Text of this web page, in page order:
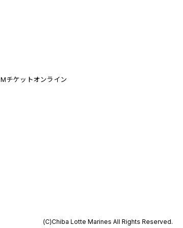
Mチケットオンライン
(C)Chiba Lotte Marines All Rights Reserved.